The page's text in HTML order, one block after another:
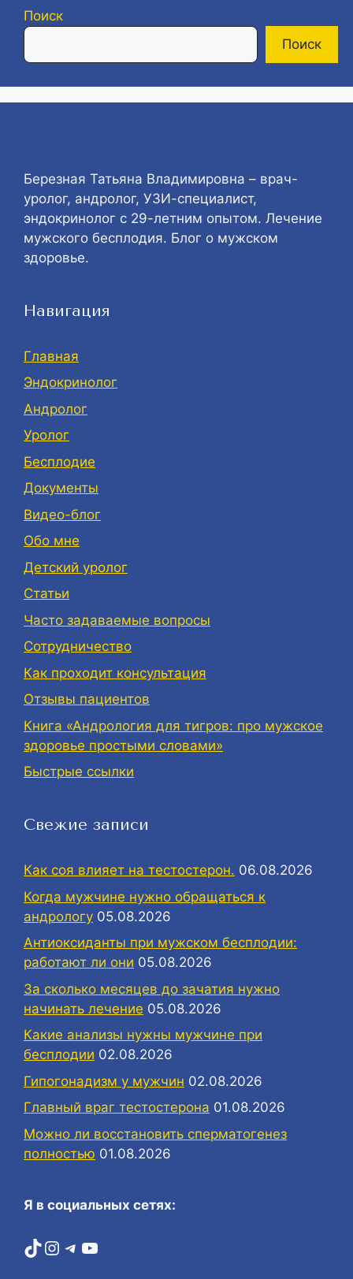
Поиск
Поиск
Березная Татьяна Владимировна – врач-
уролог, андролог, УЗИ-специалист,
эндокринолог с 29-летним опытом. Лечение
мужского бесплодия. Блог о мужском
здоровье.
Навигация
Главная
Эндокринолог
Андролог
Уролог
Бесплодие
Документы
Видео-блог
Обо мне
Детский уролог
Статьи
Часто задаваемые вопросы
Сотрудничество
Как проходит консультация
Отзывы пациентов
Книга «Андрология для тигров: про мужское
здоровье простыми словами»
Быстрые ссылки
Свежие записи
Как соя влияет на тестостерон. 06.08.2026
Когда мужчине нужно обращаться к
андрологу 05.08.2026
Антиоксиданты при мужском бесплодии:
работают ли они 05.08.2026
За сколько месяцев до зачатия нужно
начинать лечение 05.08.2026
Какие анализы нужны мужчине при
бесплодии 02.08.2026
Гипогонадизм у мужчин 02.08.2026
Главный враг тестостерона 01.08.2026
Можно ли восстановить сперматогенез
полностью 01.08.2026
Я в социальных сетях:
TikTok
Instagram
Telegram
YouTube